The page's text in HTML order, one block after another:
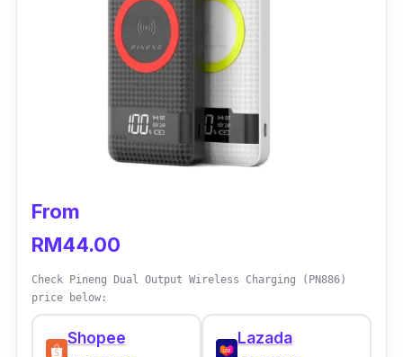
From
RM44.00
Check Pineng Dual Output Wireless Charging (PN886)
price below:
Shopee
Lazada